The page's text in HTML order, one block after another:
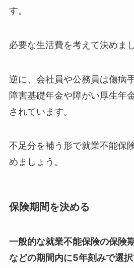
す。
必要な生活費を考えて決めまし
逆に、会社員や公務員は傷病
障害基礎年金や障がい厚生年
されています。
不足分を補う形で就業不能保
めましょう。
保険期間を決める
一般的な就業不能保険の保険
などの期間内に5年刻みで選